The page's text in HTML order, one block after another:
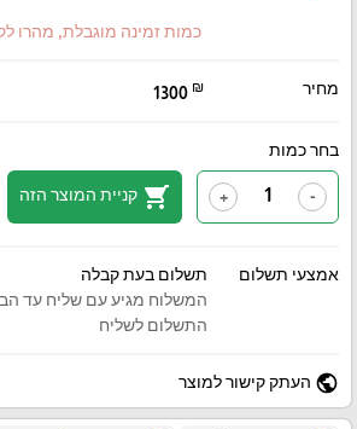
כמות זמינה מוגבלת, מהרו
מחיר 1300 ₪
בחר כמות
-
+
shopping_cart קניית המוצר הזה
אמצעי תשלום
תשלום בעת קבלה
המשלוח מגיע עם שליח עד
התשלום לשליח
public העתק קישור למוצר